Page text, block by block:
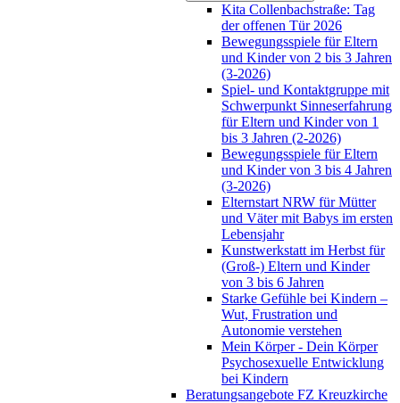
Kita Collenbachstraße: Tag
der offenen Tür 2026
Bewegungsspiele für Eltern
und Kinder von 2 bis 3 Jahren
(3-2026)
Spiel- und Kontaktgruppe mit
Schwerpunkt Sinneserfahrung
für Eltern und Kinder von 1
bis 3 Jahren (2-2026)
Bewegungsspiele für Eltern
und Kinder von 3 bis 4 Jahren
(3-2026)
Elternstart NRW für Mütter
und Väter mit Babys im ersten
Lebensjahr
Kunstwerkstatt im Herbst für
(Groß-) Eltern und Kinder
von 3 bis 6 Jahren
Starke Gefühle bei Kindern –
Wut, Frustration und
Autonomie verstehen
Mein Körper - Dein Körper
Psychosexuelle Entwicklung
bei Kindern
Beratungsangebote FZ Kreuzkirche